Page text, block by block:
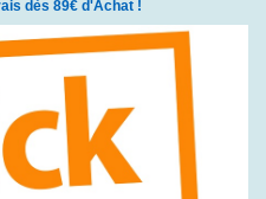
dès 89€ d'Achat !